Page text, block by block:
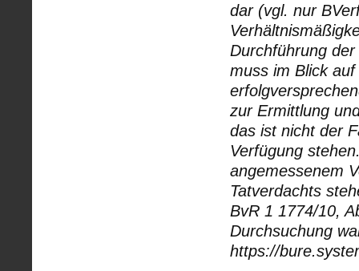
dar (vgl. nur
Durchführung
muss im Blick
zur Ermittlung
das ist nicht der
Verfügung
angemessenem
Tatverdachts
BvR 1 1774/10,
Durchsuchung
https://